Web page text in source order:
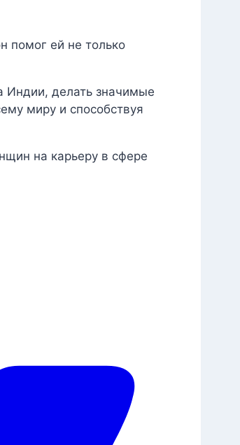
помог ей не только
Индии, делать значимые
миру и способствуя
на карьеру в сфере